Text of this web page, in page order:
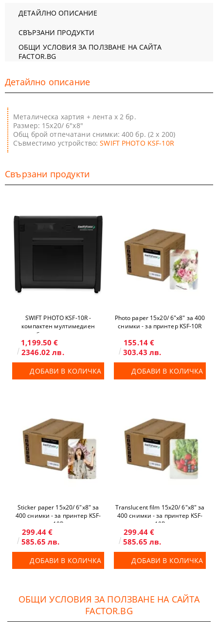
ДЕТАЙЛНО ОПИСАНИЕ
СВЪРЗАНИ ПРОДУКТИ
ОБЩИ УСЛОВИЯ ЗА ПОЛЗВАНЕ НА САЙТА
FACTOR.BG
Детайлно описание
Металическа хартия + лента x 2 бр.
Размер: 15x20/ 6"x8"
Общ брой отпечатани снимки: 400 бр. (2 х 200)
Съвместимо устройство:SWIFT PHOTO KSF-10R
Свързани продукти
SWIFT PHOTO KSF-10R -
компактен мултимедиен
термосублимационен принтер
6"
1,199.50 €
2346.02 лв.
ДОБАВИ В КОЛИЧКА
Photo paper 15x20/ 6"x8" за 400
снимки - за принтер KSF-10R
155.14 €
303.43 лв.
ДОБАВИ В КОЛИЧКА
Sticker paper 15x20/ 6"x8" за
400 снимки - за принтер KSF-
10R
299.44 €
585.65 лв.
ДОБАВИ В КОЛИЧКА
Translucent film 15x20/ 6"x8" за
400 снимки - за принтер KSF-
10R
299.44 €
585.65 лв.
ДОБАВИ В КОЛИЧКА
ОБЩИ УСЛОВИЯ ЗА ПОЛЗВАНЕ НА САЙТА
FACTOR.BG